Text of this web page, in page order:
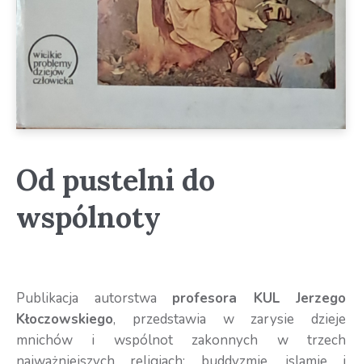
Od pustelni do
wspólnoty
Publikacja autorstwa profesora KUL Jerzego
Kłoczowskiego, przedstawia w zarysie dzieje
mnichów i wspólnot zakonnych w trzech